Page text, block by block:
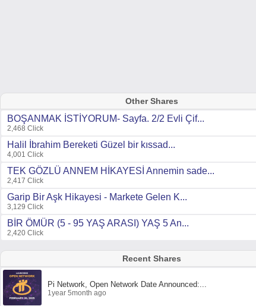
Other Shares
BOŞANMAK İSTİYORUM- Sayfa. 2/2 Evli Çif...
2,468 Click
Halil İbrahim Bereketi Güzel bir kıssad...
4,001 Click
TEK GÖZLÜ ANNEM HİKAYESİ Annemin sade...
2,417 Click
Garip Bir Aşk Hikayesi - Markete Gelen K...
3,129 Click
BİR ÖMÜR (5 - 95 YAŞ ARASI) YAŞ 5 An...
2,420 Click
Recent Shares
Pi Network, Open Network Date Announced:...
1year 5month ago